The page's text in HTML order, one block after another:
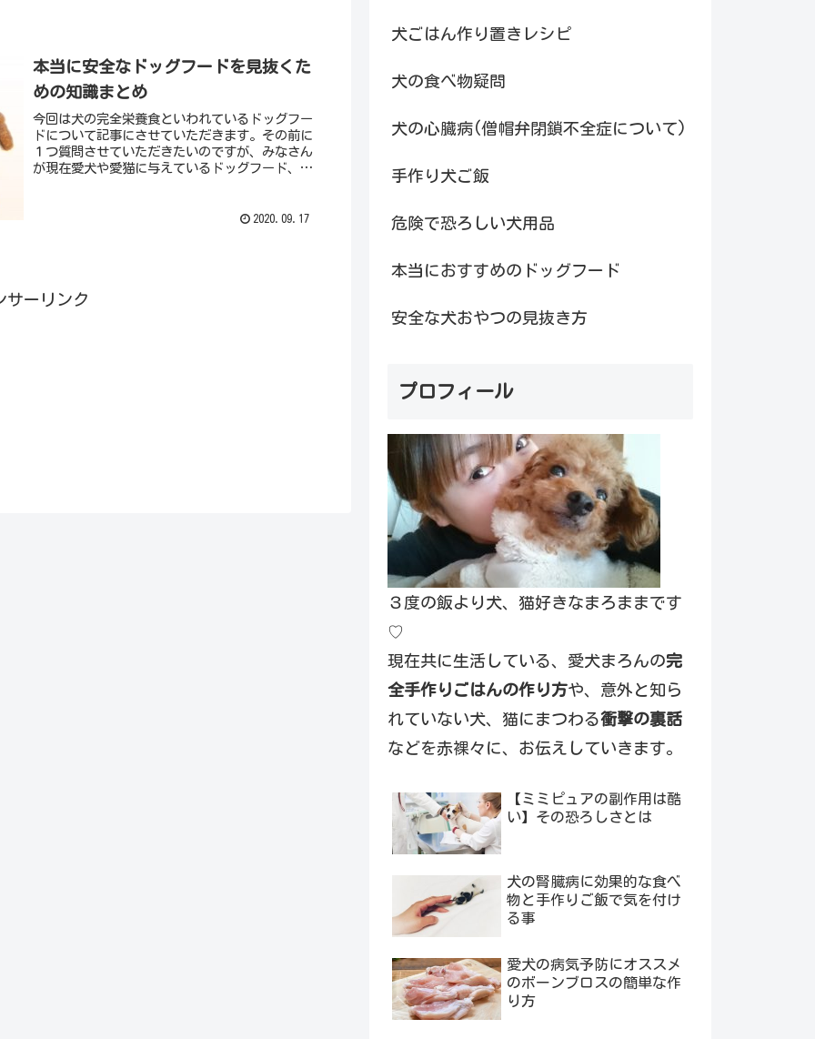
本当に安全なドッグフードを見抜くた
めの知識まとめ
今回は犬の完全栄養食といわれているドッグフー
ドについて記事にさせていただきます。その前に
１つ質問させていただきたいのですが、みなさん
が現在愛犬や愛猫に与えているドッグフード、キ
2020.09.17
サーリンク
犬ごはん作り置きレシピ
犬の食べ物疑問
犬の心臓病(僧帽弁閉鎖不全症について)
手作り犬ご飯
危険で恐ろしい犬用品
本当におすすめのドッグフード
安全な犬おやつの見抜き方
プロフィール
３度の飯より犬、猫好きなまろままです
♡
現在共に生活している、愛犬まろんの完
全手作りごはんの作り方や、意外と知ら
れていない犬、猫にまつわる衝撃の裏話
などを赤裸々に、お伝えしていきます。
【ミミピュアの副作用は酷
い】その恐ろしさとは
犬の腎臓病に効果的な食べ
物と手作りご飯で気を付け
る事
愛犬の病気予防にオススメ
のボーンブロスの簡単な作
り方